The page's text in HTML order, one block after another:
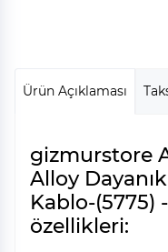
Ürün Açıklaması
gizmurstore
Alloy
Kablo-(5775)
özellikleri: